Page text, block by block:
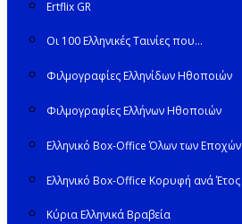
Ertflix GR
Οι 100 Ελληνικές Ταινίες που…
Φιλμογραφίες Ελληνίδων Ηθοποιών
Φιλμογραφίες Ελλήνων Ηθοποιών
Ελληνικό Box-Office Όλων των Εποχών
Ελληνικό Box-Office Κορυφή ανά Έτος
Κύρια Ελληνικά Βραβεία